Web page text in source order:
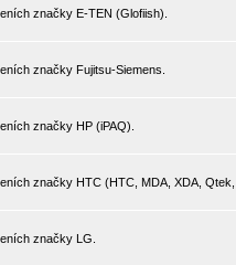
značky E-TEN (Glofiish).
značky Fujitsu-Siemens.
značky HP (iPAQ).
značky HTC (HTC, MDA, XDA,
značky LG.